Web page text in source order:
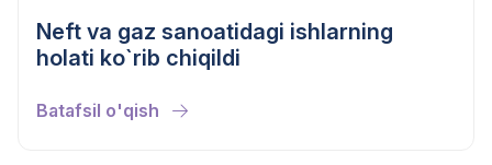
Neft va gaz sanoatidagi ishlarning
holati ko`rib chiqildi
Batafsil o'qish